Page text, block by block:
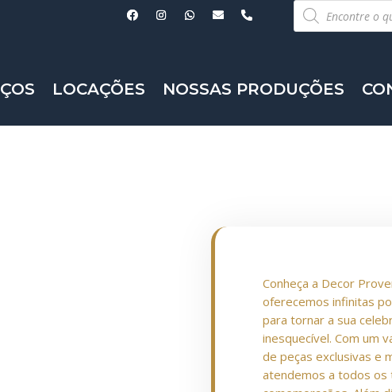
Pesquisar
produtos
LOCAÇÕES NOSSAS PRODUÇÕES
Conheça a Decor
oferecemos infinitas
para tornar a sua
inesquecível. Com um
de peças exclusivas e
atendemos a todos os